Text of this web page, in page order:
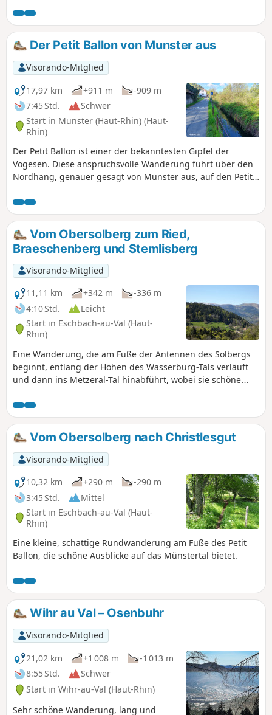
Spaziergang, der teilweise am Wasser entlangführt,
umfasst 16 Informationstafeln und beginnt an der Kirche
Saint-Jean-Baptiste.
Der Petit Ballon von Munster aus
Visorando-Mitglied
17,97 km
+911 m
-909 m
7:45 Std.
Schwer
Start in Munster (Haut-Rhin) (Haut-
Rhin)
Der Petit Ballon ist einer der bekanntesten Gipfel der
Vogesen. Diese anspruchsvolle Wanderung führt über den
Nordhang, genauer gesagt von Munster aus, auf den Petit
lang sind. Im ersten Abschnitt werden zwischen Munster
und dem Gipfel mehr als 800 Höhenmeter überwunden, im
zweiten Abschnitt geht es wieder hinunter. Von dort oben
hat man einen herrlichen Blick auf die höchsten Gipfel der
Vogesen sowie auf die Täler von Munster und Florival. Zu
beachten ist auch, dass der Abstieg stärker durch den Wald
führt als der Aufstieg.
Vom Obersolberg zum Ried,
Braeschenberg und Stemlisberg
Visorando-Mitglied
11,11 km
+342 m
-336 m
4:10 Std.
Leicht
Start in Eschbach-au-Val (Haut-
Rhin)
Eine Wanderung, die am Fuße der Antennen des Solbergs
beginnt, entlang der Höhen des Wasserburg-Tals verläuft
und dann ins Metzeral-Tal hinabführt, wobei sie schöne
man auf einige Überreste von Bauwerken aus dem Ersten
und Zweiten Weltkrieg.
Vom Obersolberg nach Christlesgut
Visorando-Mitglied
10,32 km
+290 m
-290 m
3:45 Std.
Mittel
Start in Eschbach-au-Val (Haut-
Rhin)
Eine kleine, schattige Rundwanderung am Fuße des Petit
Ballon, die schöne Ausblicke auf das Münstertal bietet.
Wihr au Val – Osenbuhr
Visorando-Mitglied
21,02 km
+1 008 m
-1 013 m
8:55 Std.
Schwer
Start in Wihr-au-Val (Haut-Rhin)
Sehr schöne Wanderung, lang und